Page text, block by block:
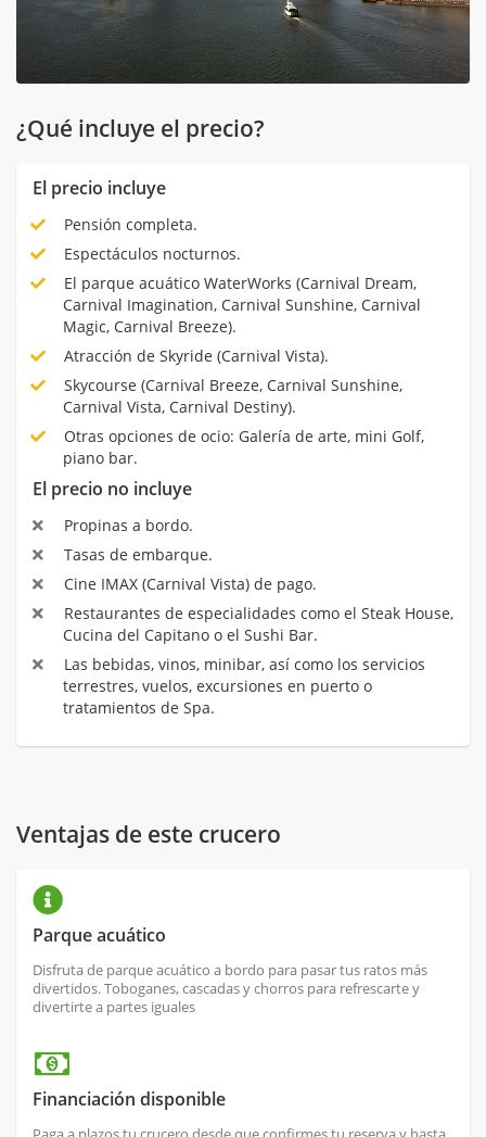
¿Qué incluye el precio?
El precio incluye
Pensión completa.
Espectáculos nocturnos.
El parque acuático WaterWorks (Carnival Dream,
Carnival Imagination, Carnival Sunshine, Carnival
Magic, Carnival Breeze).
Atracción de Skyride (Carnival Vista).
Skycourse (Carnival Breeze, Carnival Sunshine,
Carnival Vista, Carnival Destiny).
Otras opciones de ocio: Galería de arte, mini Golf,
piano bar.
El precio no incluye
Propinas a bordo.
Tasas de embarque.
Cine IMAX (Carnival Vista) de pago.
Restaurantes de especialidades como el Steak House,
Cucina del Capitano o el Sushi Bar.
Las bebidas, vinos, minibar, así como los servicios
terrestres, vuelos, excursiones en puerto o
tratamientos de Spa.
Ventajas de este crucero
Parque acuático
Disfruta de parque acuático a bordo para pasar tus ratos más
divertidos. Toboganes, cascadas y chorros para refrescarte y
divertirte a partes iguales
Financiación disponible